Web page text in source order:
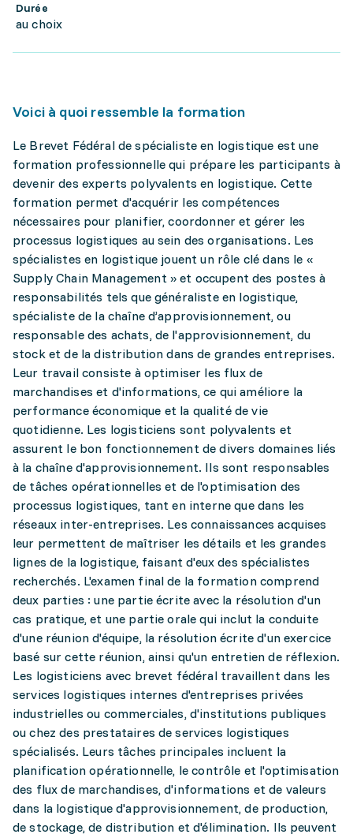
Durée
au choix
Voici à quoi ressemble la formation
Le Brevet Fédéral de spécialiste en logistique est une
formation professionnelle qui prépare les participants à
devenir des experts polyvalents en logistique. Cette
formation permet d'acquérir les compétences
nécessaires pour planifier, coordonner et gérer les
processus logistiques au sein des organisations. Les
spécialistes en logistique jouent un rôle clé dans le «
Supply Chain Management » et occupent des postes à
responsabilités tels que généraliste en logistique,
spécialiste de la chaîne d’approvisionnement, ou
responsable des achats, de l'approvisionnement, du
stock et de la distribution dans de grandes entreprises.
Leur travail consiste à optimiser les flux de
marchandises et d'informations, ce qui améliore la
performance économique et la qualité de vie
quotidienne. Les logisticiens sont polyvalents et
assurent le bon fonctionnement de divers domaines liés
à la chaîne d'approvisionnement. Ils sont responsables
de tâches opérationnelles et de l'optimisation des
processus logistiques, tant en interne que dans les
réseaux inter-entreprises. Les connaissances acquises
leur permettent de maîtriser les détails et les grandes
lignes de la logistique, faisant d'eux des spécialistes
recherchés. L'examen final de la formation comprend
deux parties : une partie écrite avec la résolution d'un
cas pratique, et une partie orale qui inclut la conduite
d'une réunion d'équipe, la résolution écrite d'un exercice
basé sur cette réunion, ainsi qu'un entretien de réflexion.
Les logisticiens avec brevet fédéral travaillent dans les
services logistiques internes d'entreprises privées
industrielles ou commerciales, d'institutions publiques
ou chez des prestataires de services logistiques
spécialisés. Leurs tâches principales incluent la
planification opérationnelle, le contrôle et l'optimisation
des flux de marchandises, d'informations et de valeurs
dans la logistique d'approvisionnement, de production,
de stockage, de distribution et d'élimination. Ils peuvent